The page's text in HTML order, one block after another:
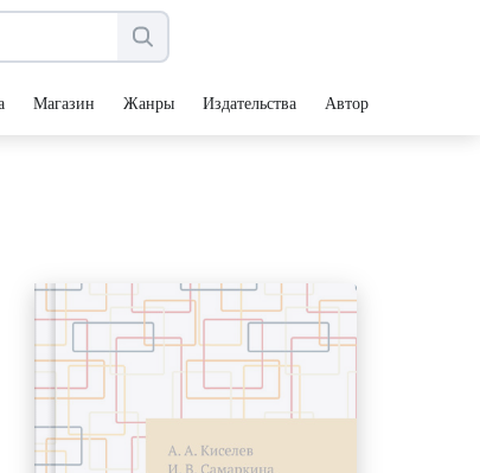
Магазин Жанры Издательства Авторы